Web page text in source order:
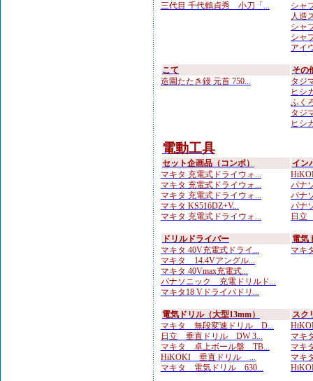
三代目 千代鶴貞秀 小刀「...
シャ
人造
シャ
シャ
アイ
こて
造園たたき鏝 元首 750...
その
タジ
ヒシ
ふく
タジ
ヒシ
電動工具
セット企画品（コンボ）
マキタ 充電式ドライウォ...
マキタ 充電式ドライウォ...
マキタ 充電式ドライウォ...
マキタ KS516DZ+V...
マキタ 充電式ドライウォ...
イン
パナ
パナ
パナ
日立
ドリルドライバー
マキタ 40V充電式ドライ...
マキタ 14.4Vアングル...
マキタ 40Vmax充電式...
パナソニック 充電ドリルド...
マキタ18 Vドライバドリ...
電気
マキ
電気ドリル（大型13mm）
マキタ 無段変速ドリル D...
日立 垂直ドリル DW 3...
マキタ 卓上ボール盤 TB...
HiKOKI 垂直ドリル ...
マキタ 電気ドリル 630...
スク
マキ
マキ
マキ